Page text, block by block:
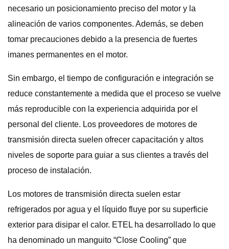
necesario un posicionamiento preciso del motor y la
alineación de varios componentes. Además, se deben
tomar precauciones debido a la presencia de fuertes
imanes permanentes en el motor.
Sin embargo, el tiempo de configuración e integración se
reduce constantemente a medida que el proceso se vuelve
más reproducible con la experiencia adquirida por el
personal del cliente. Los proveedores de motores de
transmisión directa suelen ofrecer capacitación y altos
niveles de soporte para guiar a sus clientes a través del
proceso de instalación.
Los motores de transmisión directa suelen estar
refrigerados por agua y el líquido fluye por su superficie
exterior para disipar el calor. ETEL ha desarrollado lo que
ha denominado un manguito “Close Cooling” que